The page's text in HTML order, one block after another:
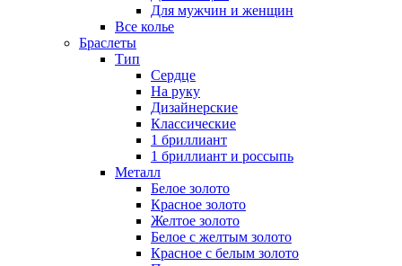
Для мужчин и женщин
Все колье
Браслеты
Тип
Сердце
На руку
Дизайнерские
Классические
1 бриллиант
1 бриллиант и россыпь
Металл
Белое золото
Красное золото
Желтое золото
Белое с желтым золото
Красное с белым золото